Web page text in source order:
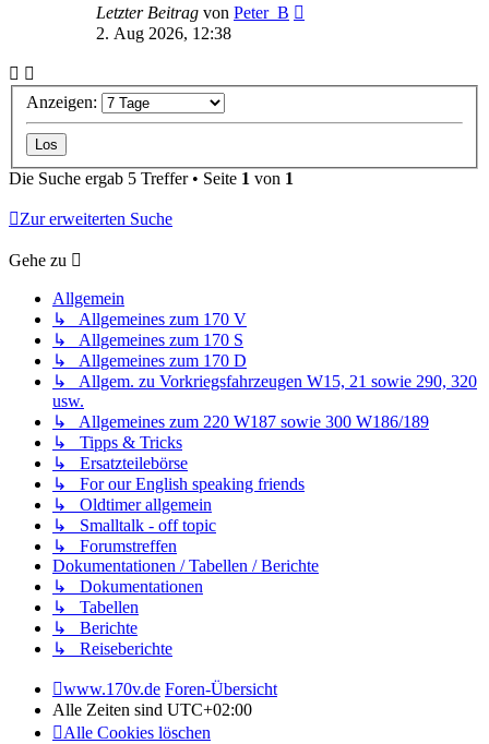
Letzter Beitrag von Peter_B
2. Aug 2026, 12:38
Anzeigen:
Die Suche ergab 5 Treffer • Seite 1 von 1
Zur erweiterten Suche
Gehe zu
Allgemein
↳ Allgemeines zum 170 V
↳ Allgemeines zum 170 S
↳ Allgemeines zum 170 D
↳ Allgem. zu Vorkriegsfahrzeugen W15, 21 sowie 290, 320
usw.
↳ Allgemeines zum 220 W187 sowie 300 W186/189
↳ Tipps & Tricks
↳ Ersatzteilebörse
↳ For our English speaking friends
↳ Oldtimer allgemein
↳ Smalltalk - off topic
↳ Forumstreffen
Dokumentationen / Tabellen / Berichte
↳ Dokumentationen
↳ Tabellen
↳ Berichte
↳ Reiseberichte
www.170v.de Foren-Übersicht
Alle Zeiten sind UTC+02:00
Alle Cookies löschen